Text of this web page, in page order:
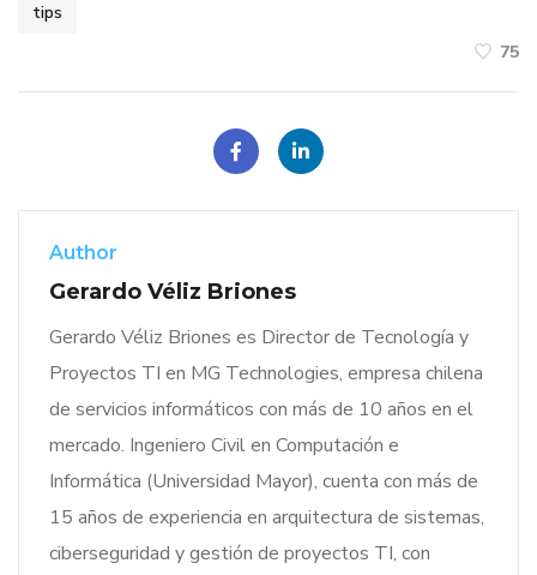
tips
75
Author
Gerardo Véliz Briones
Gerardo Véliz Briones es Director de Tecnología y
Proyectos TI en MG Technologies, empresa chilena
de servicios informáticos con más de 10 años en el
mercado. Ingeniero Civil en Computación e
Informática (Universidad Mayor), cuenta con más de
15 años de experiencia en arquitectura de sistemas,
ciberseguridad y gestión de proyectos TI, con